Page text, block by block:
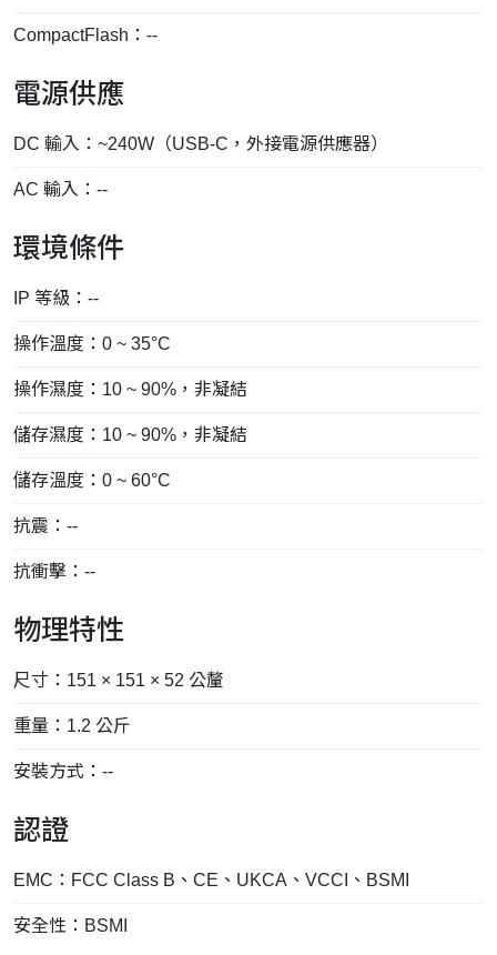
CompactFlash：--
電源供應
DC 輸入：~240W（USB-C，外接電源供應器）
AC 輸入：--
環境條件
IP 等級：--
操作溫度：0 ~ 35°C
操作濕度：10 ~ 90%，非凝結
儲存濕度：10 ~ 90%，非凝結
儲存溫度：0 ~ 60°C
抗震：--
抗衝擊：--
物理特性
尺寸：151 × 151 × 52 公釐
重量：1.2 公斤
安裝方式：--
認證
EMC：FCC Class B、CE、UKCA、VCCI、BSMI
安全性：BSMI